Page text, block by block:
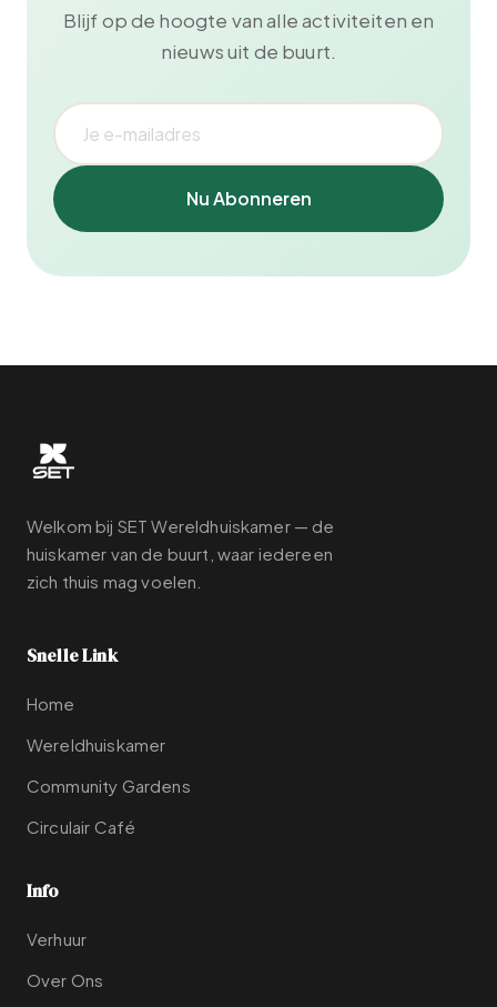
Blijf op de hoogte van alle activiteiten en
nieuws uit de buurt.
Nu Abonneren
Welkom bij SET Wereldhuiskamer — de
huiskamer van de buurt, waar iedereen
zich thuis mag voelen.
Snelle Link
Home
Wereldhuiskamer
Community Gardens
Circulair Café
Info
Verhuur
Over Ons